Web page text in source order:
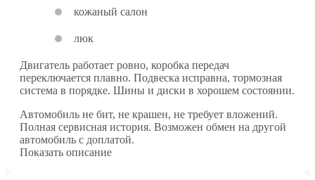
кожаный салон
люк
Двигатель работает ровно, коробка передач
переключается плавно. Подвеска исправна, тормозная
система в порядке. Шины и диски в хорошем состоянии.
Автомобиль не бит, не крашен, не требует вложений.
Полная сервисная история. Возможен обмен на другой
автомобиль с доплатой.
Показать описание